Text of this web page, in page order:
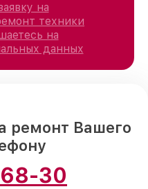
на
техники
на
данных
ремонт Вашего
30